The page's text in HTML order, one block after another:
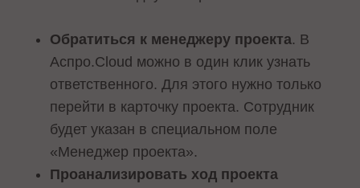
Обратиться к менеджеру проекта. В
Аспро.Cloud можно в один клик узнать
ответственного. Для этого нужно только
перейти в карточку проекта. Сотрудник
будет указан в специальном поле
«Менеджер проекта».
Проанализировать ход проекта